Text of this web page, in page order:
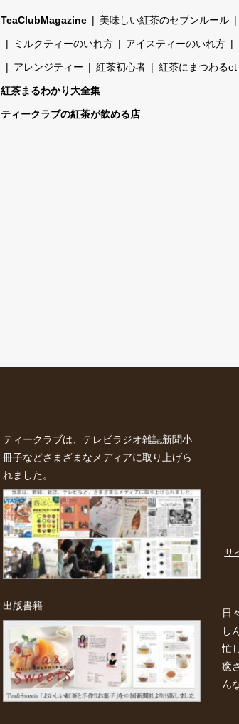
TeaClubMagazine 美味しい紅茶のセブンルール
ミルクティーのいれ方 アイスティーのいれ方
アレンジティー 紅茶初心者 紅茶にまつわる
紅茶まるわかり大全集
ティークラブの紅茶が飲める店
ティークラブは、テレビラジオ雑誌新聞小
冊子などさまざまなメディアに取り上げら
れました。
出版書籍
サ
日
し
忙
癒
ん